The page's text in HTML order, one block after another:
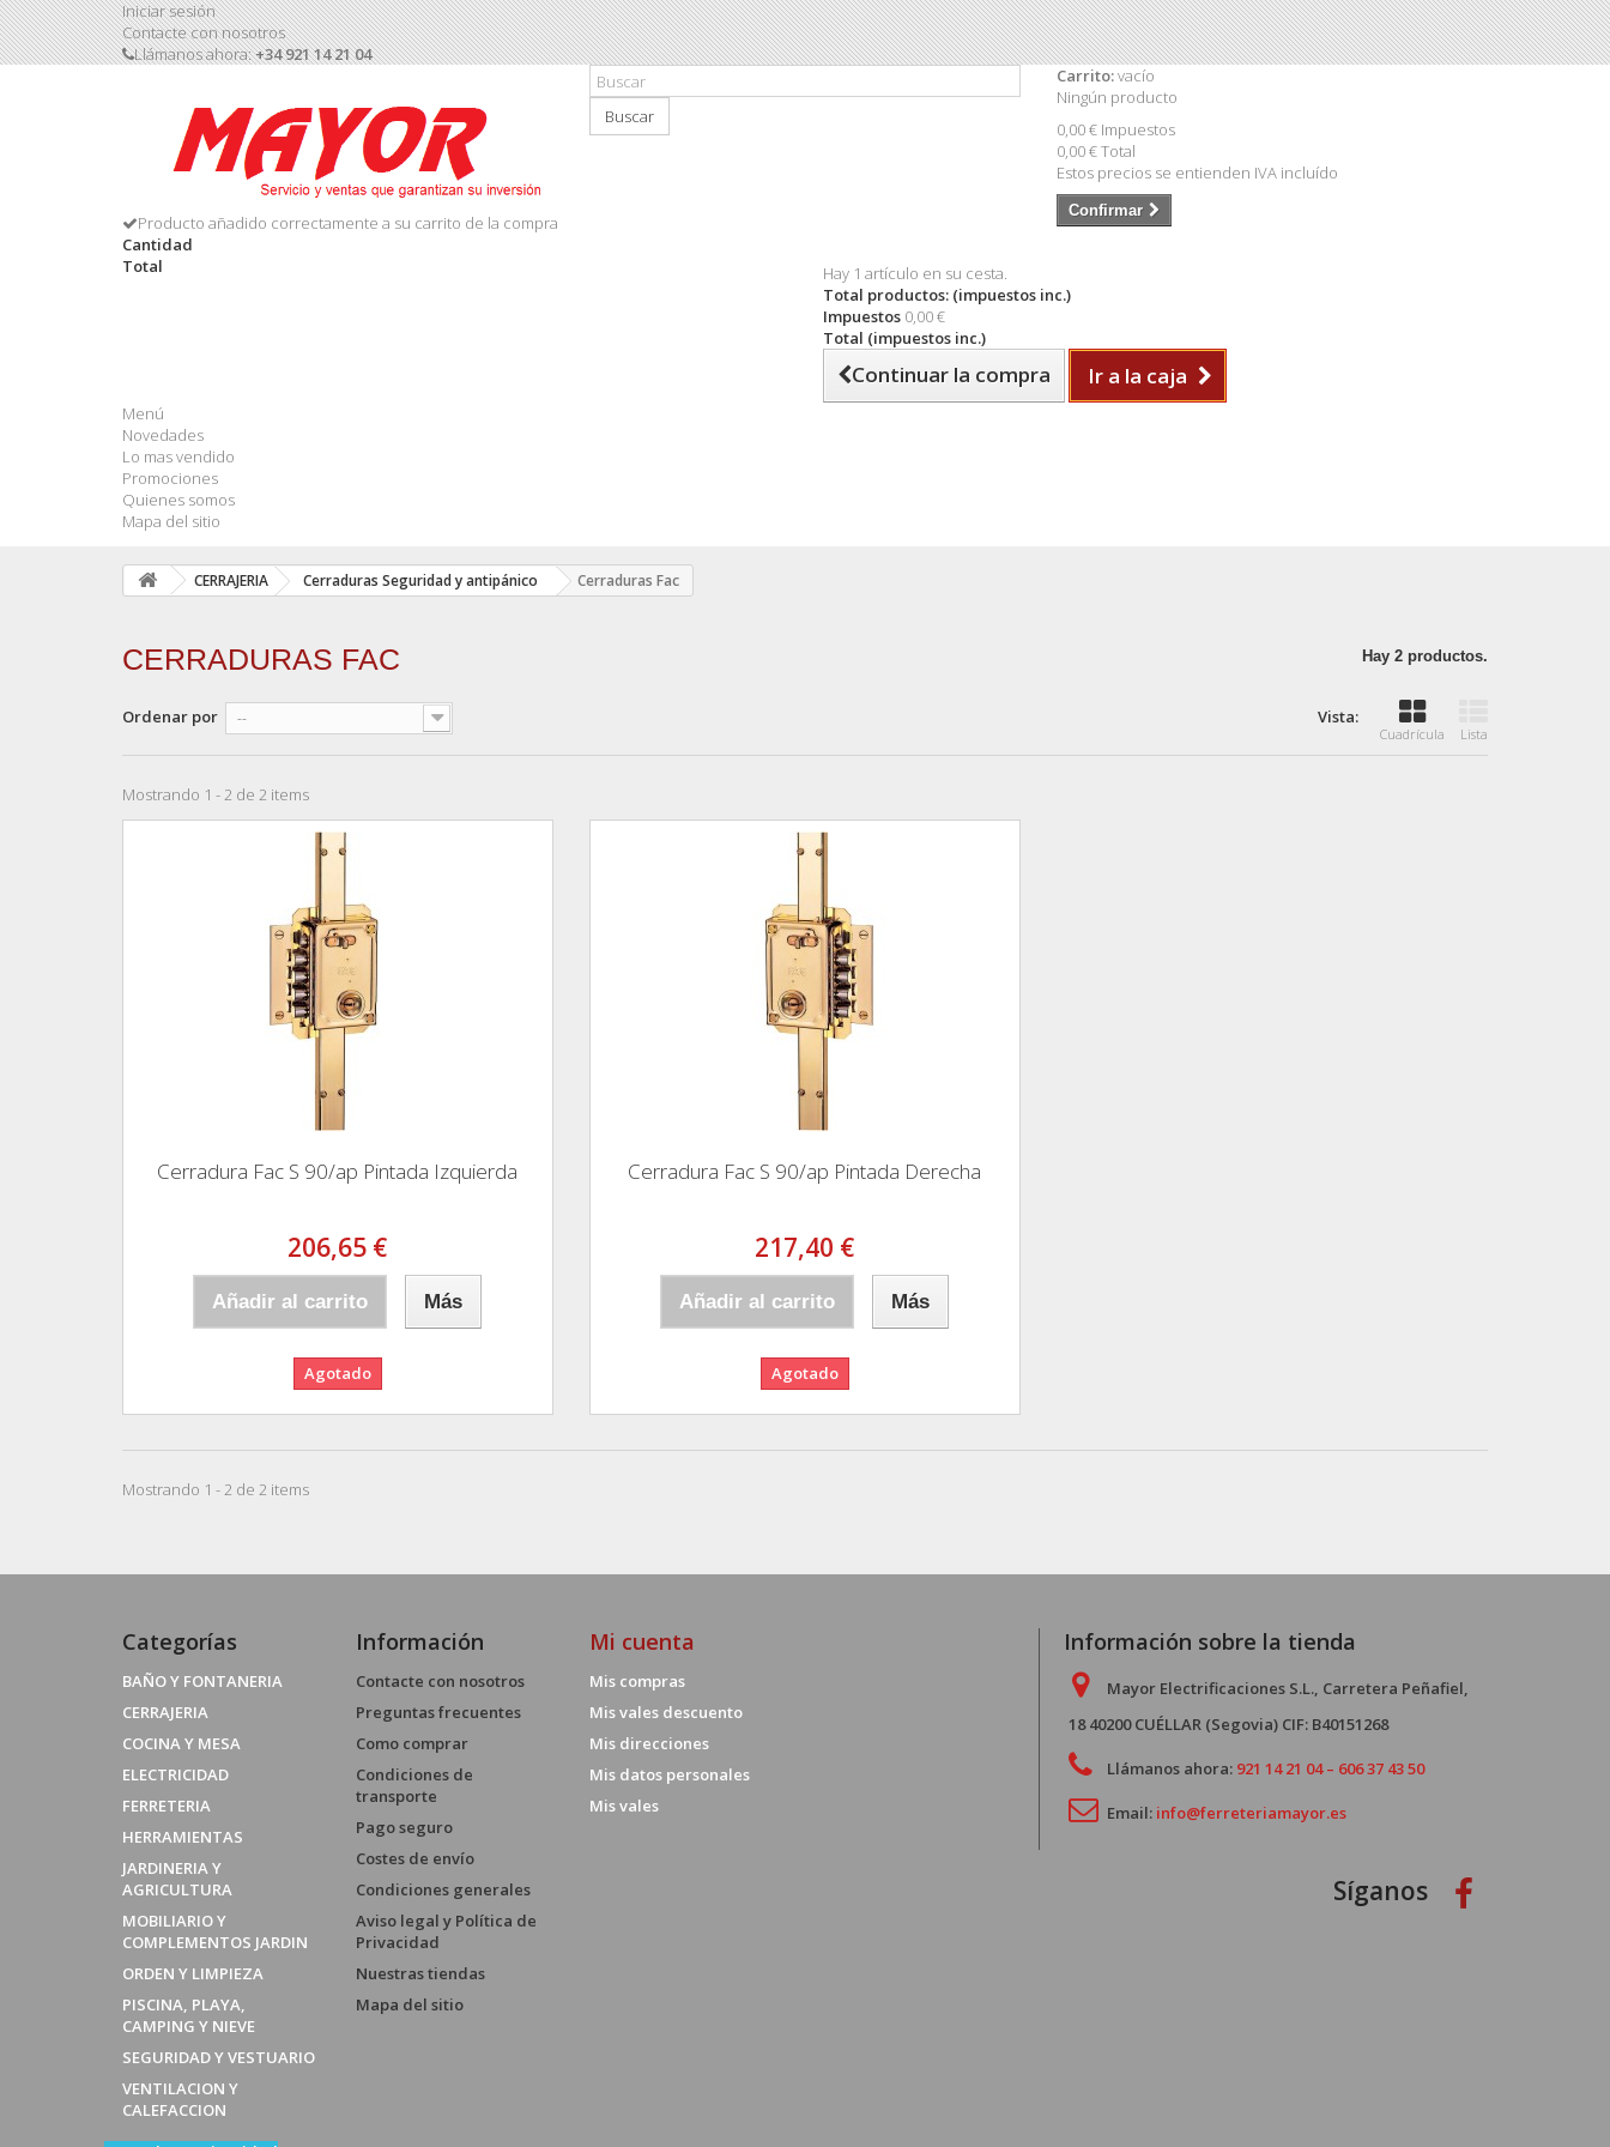
Iniciar sesión
Contacte con nosotros
Llámanos ahora:+34 921 14 21 04
Buscar
Carrito:vacío
Ningún producto
0,00 € Impuestos
0,00 €Total
Estos precios se entienden IVA incluído
Confirmar
Producto añadido correctamente a su carrito de la compra
Cantidad
Total
Hay 1 artículo en su cesta.
Total productos: (impuestos inc.)
Impuestos 0,00 €
Total (impuestos inc.)
Continuar la compra Ir a la caja
Menú
Novedades
Lo mas vendido
Promociones
Quienes somos
Mapa del sitio
CERRAJERIA Cerraduras Seguridad y antipánico Cerraduras Fac
CERRADURAS FAC Hay 2 productos.
Vista:
Cuadrícula Lista
Ordenar por --
Mostrando 1 - 2 de 2 items
Cerradura Fac S 90/ap Pintada Izquierda
206,65 €
Añadir al carrito Más
Agotado
Cerradura Fac S 90/ap Pintada Derecha
217,40 €
Añadir al carrito Más
Agotado
Mostrando 1 - 2 de 2 items
Categorías
BAÑO Y FONTANERIA
CERRAJERIA
COCINA Y MESA
ELECTRICIDAD
FERRETERIA
HERRAMIENTAS
JARDINERIA Y
AGRICULTURA
MOBILIARIO Y
COMPLEMENTOS JARDIN
ORDEN Y LIMPIEZA
PISCINA, PLAYA,
CAMPING Y NIEVE
SEGURIDAD Y VESTUARIO
VENTILACION Y
CALEFACCION
Información
Contacte con nosotros
Preguntas frecuentes
Como comprar
Condiciones de
transporte
Pago seguro
Costes de envío
Condiciones generales
Aviso legal y Política de
Privacidad
Nuestras tiendas
Mapa del sitio
Mi cuenta
Mis compras
Mis vales descuento
Mis direcciones
Mis datos personales
Mis vales
Información sobre la tienda
Mayor Electrificaciones S.L., Carretera Peñafiel,
18 40200 CUÉLLAR (Segovia) CIF: B40151268
Llámanos ahora: 921 14 21 04 – 606 37 43 50
Email: info@ferreteriamayor.es
Síganos